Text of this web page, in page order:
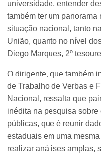
universidade, entender
também ter um panorama
situação nacional, tanto
União, quanto no nível
Diego Marques, 2º
O dirigente, que também
de Trabalho de Verbas e
Nacional, ressalta que
inédita na pesquisa
públicas, que é reunir
estaduais em uma
realizar análises amplas,